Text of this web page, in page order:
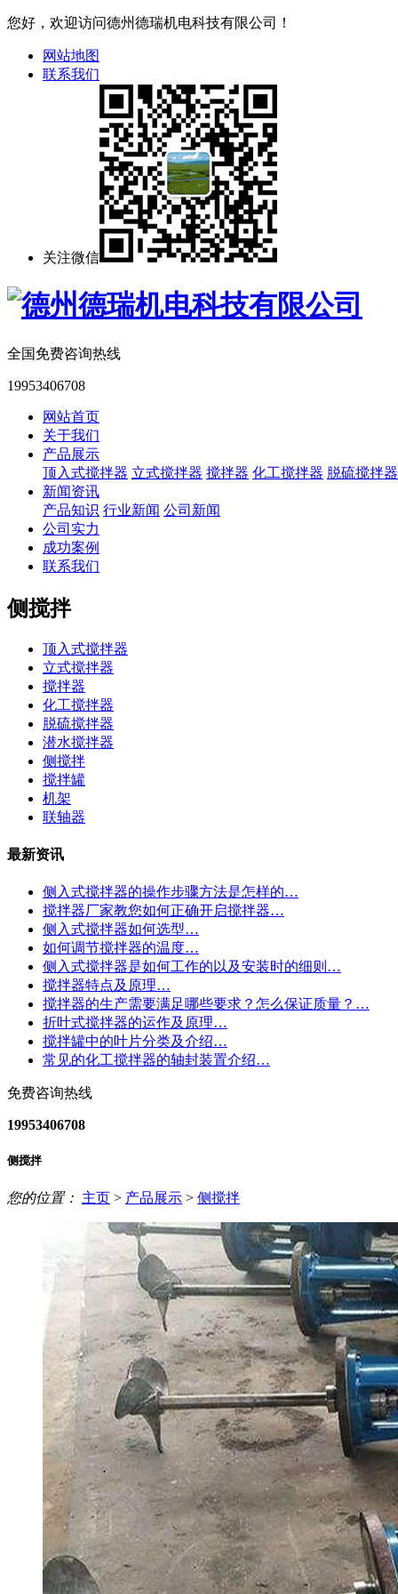
您好，欢迎访问德州德瑞机电科技有限公司！
网站地图
联系我们
关注微信
全国免费咨询热线
19953406708
网站首页
关于我们
产品展示
顶入式搅拌器 立式搅拌器 搅拌器 化工搅拌器 脱硫搅拌器
新闻资讯
产品知识 行业新闻 公司新闻
公司实力
成功案例
联系我们
侧搅拌
顶入式搅拌器
立式搅拌器
搅拌器
化工搅拌器
脱硫搅拌器
潜水搅拌器
侧搅拌
搅拌罐
机架
联轴器
最新资讯
侧入式搅拌器的操作步骤方法是怎样的…
搅拌器厂家教您如何正确开启搅拌器…
侧入式搅拌器如何选型…
如何调节搅拌器的温度…
侧入式搅拌器是如何工作的以及安装时的细则…
搅拌器特点及原理…
搅拌器的生产需要满足哪些要求？怎么保证质量？…
折叶式搅拌器的运作及原理…
搅拌罐中的叶片分类及介绍…
常见的化工搅拌器的轴封装置介绍…
免费咨询热线
19953406708
侧搅拌
您的位置： 主页 > 产品展示 > 侧搅拌